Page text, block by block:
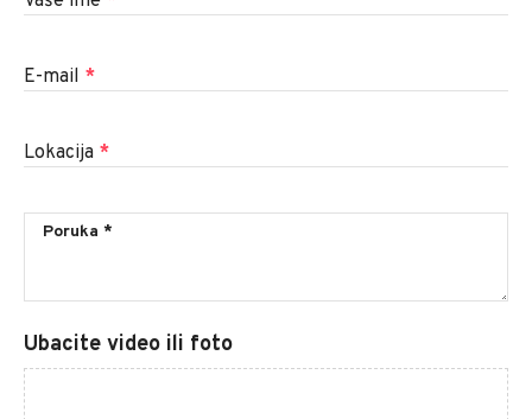
E-mail *
Lokacija *
Ubacite video ili foto